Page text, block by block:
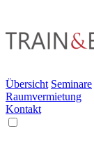
Übersicht Seminare
Raumvermietung
Kontakt